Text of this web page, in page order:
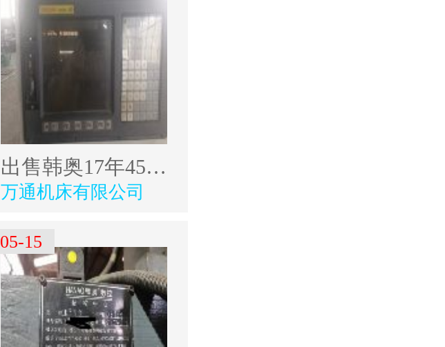
出售韩奥17年4500型材加工中心
万通机床有限公司
05-15